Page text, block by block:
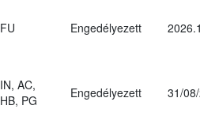
FU Engedélyezett
IN, AC,
HB, PG
Engedélyezett 31/